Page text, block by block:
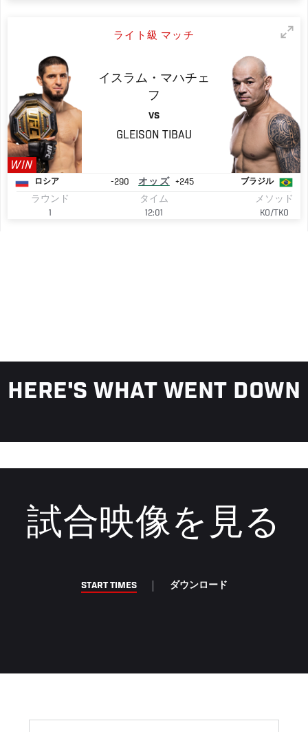
ライト級 マッチ
WIN
イスラム・マハチェ
フ
VS
GLEISON TIBAU
ロシア -290 オッズ +245 ブラジル
ラウンド
1
タイム
12:01
メソッド
KO/TKO
HERE'S WHAT WENT DOWN
試合映像を見る
START TIMES ダウンロード